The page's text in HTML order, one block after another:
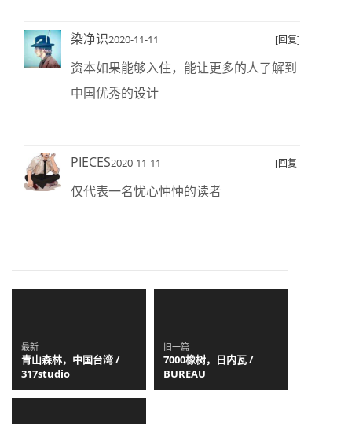
染净识2020-11-11 [回复]
资本如果能够入住，能让更多的人了解到
中国优秀的设计
PIECES2020-11-11 [回复]
仅代表一名忧心忡忡的读者
最新
青山森林，中国台湾 /
317studio
旧一篇
7000橡树，日内瓦 /
BUREAU